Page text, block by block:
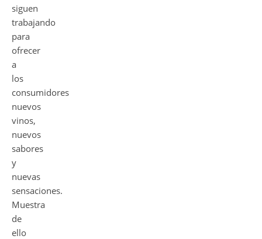
siguen
trabajando
para
ofrecer
a
los
consumidores
nuevos
vinos,
nuevos
sabores
y
nuevas
sensaciones.
Muestra
de
ello